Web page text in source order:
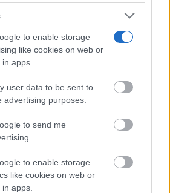
to enable storage
like cookies on web or
apps.
user data to be sent to
advertising purposes.
to send me
to enable storage
like cookies on web or
apps.
vez más hogares usan robot